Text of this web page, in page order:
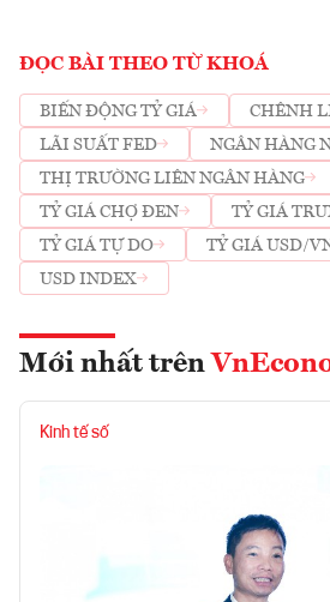
ĐỌC BÀI THEO TỪ KHOÁ
BIẾN ĐỘNG TỶ GIÁ
CHÊNH
LÃI SUẤT FED
NGÂN HÀNG
THỊ TRƯỜNG LIÊN NGÂN HÀNG
TỶ GIÁ CHỢ ĐEN
TỶ GIÁ
TỶ GIÁ TỰ DO
TỶ GIÁ USD/
USD INDEX
Mới nhất trên
Kinh tế số